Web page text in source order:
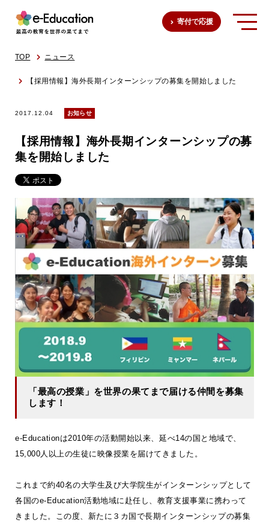
寄付で応援
TOP ニュース
【採用情報】海外長期インターンシップの募集を開始しました
2017.12.04 お知らせ
【採用情報】海外長期インターンシップの募
集を開始しました
「最高の授業」を世界の果てまで届ける仲間を募集
します！
e-Educationは2010年の活動開始以来、延べ14の国と地域で、
15,000人以上の生徒に映像授業を届けてきました。
これまで約40名の大学生及び大学院生がインターンシップとして
各国のe-Education活動地域に赴任し、教育支援事業に携わって
きました。この度、新たに３カ国で長期インターンシップの募集